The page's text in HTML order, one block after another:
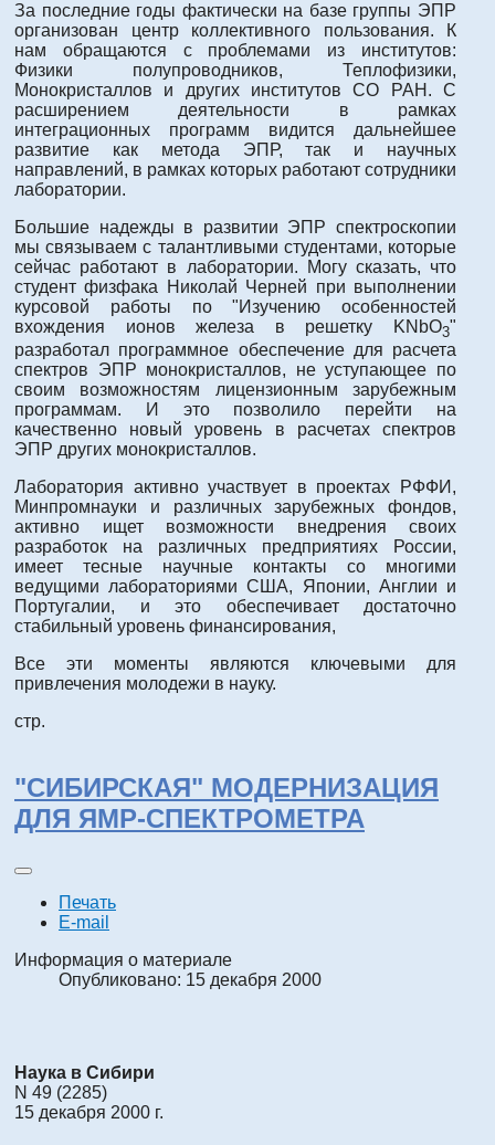
За последние годы фактически на базе группы ЭПР
организован центр коллективного пользования. К
нам обращаются с проблемами из институтов:
Физики полупроводников, Теплофизики,
Монокристаллов и других институтов СО РАН. С
расширением деятельности в рамках
интеграционных программ видится дальнейшее
развитие как метода ЭПР, так и научных
направлений, в рамках которых работают сотрудники
лаборатории.
Большие надежды в развитии ЭПР спектроскопии
мы связываем с талантливыми студентами, которые
сейчас работают в лаборатории. Могу сказать, что
студент физфака Николай Черней при выполнении
курсовой работы по "Изучению особенностей
вхождения ионов железа в решетку KNbO3"
разработал программное обеспечение для расчета
спектров ЭПР монокристаллов, не уступающее по
своим возможностям лицензионным зарубежным
программам. И это позволило перейти на
качественно новый уровень в расчетах спектров
ЭПР других монокристаллов.
Лаборатория активно участвует в проектах РФФИ,
Минпромнауки и различных зарубежных фондов,
активно ищет возможности внедрения своих
разработок на различных предприятиях России,
имеет тесные научные контакты со многими
ведущими лабораториями США, Японии, Англии и
Португалии, и это обеспечивает достаточно
стабильный уровень финансирования,
Все эти моменты являются ключевыми для
привлечения молодежи в науку.
стр.
"СИБИРСКАЯ" МОДЕРНИЗАЦИЯ
ДЛЯ ЯМР-СПЕКТРОМЕТРА
Печать
E-mail
Информация о материале
Опубликовано: 15 декабря 2000
Наука в Сибири
N 49 (2285)
15 декабря 2000 г.